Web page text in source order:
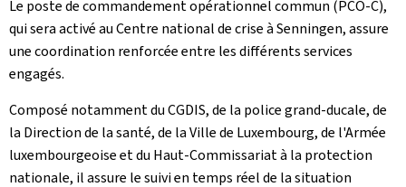
Le poste de commandement opérationnel commun (PCO-C),
qui sera activé au Centre national de crise à Senningen, assure
une coordination renforcée entre les différents services
engagés.
Composé notamment du CGDIS, de la police grand-ducale, de
la Direction de la santé, de la Ville de Luxembourg, de l'Armée
luxembourgeoise et du Haut-Commissariat à la protection
nationale, il assure le suivi en temps réel de la situation